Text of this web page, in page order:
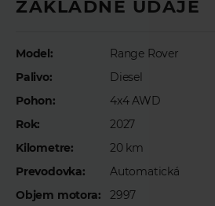
Priezvisko
E-mail
ZÁKLADNÉ ÚDAJE
Model:
Range Rover
Palivo:
Diesel
Pohon:
4x4 AWD
Rok:
2027
Kilometre:
20 km
Prevodovka:
Automatická
Objem motora:
2997